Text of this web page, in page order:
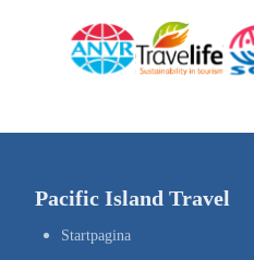
Pacific Island Travel
Startpagina